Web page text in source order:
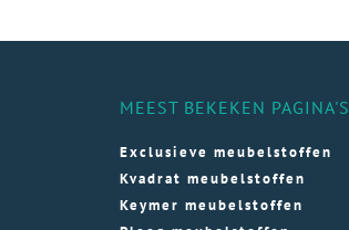
MEEST BEKEKEN PAGINA'S
Exclusieve meubelstoffen
Kvadrat meubelstoffen
Keymer meubelstoffen